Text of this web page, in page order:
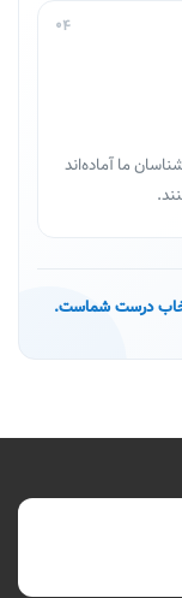
04
ما آماده‌اند
درست شماست.